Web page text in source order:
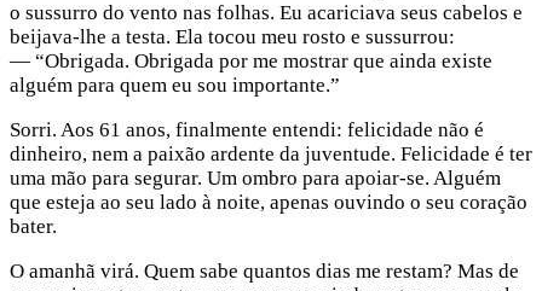
o sussurro do vento nas folhas. Eu acariciava seus cabelos e
beijava-lhe a testa. Ela tocou meu rosto e sussurrou:
— “Obrigada. Obrigada por me mostrar que ainda existe
alguém para quem eu sou importante.”
Sorri. Aos 61 anos, finalmente entendi: felicidade não é
dinheiro, nem a paixão ardente da juventude. Felicidade é ter
uma mão para segurar. Um ombro para apoiar-se. Alguém
que esteja ao seu lado à noite, apenas ouvindo o seu coração
bater.
O amanhã virá. Quem sabe quantos dias me restam? Mas de